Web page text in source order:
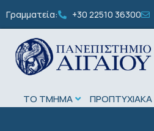
Γραμματεία: +30 22510 36300
ΤΟ ΤΜΗΜΑ ΠΡΟΠΤΥΧΙΑΚΑ